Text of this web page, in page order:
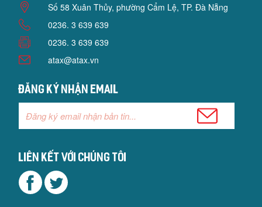
Số 58 Xuân Thủy, phường Cẩm Lệ, TP. Đà Nẵng
0236. 3 639 639
0236. 3 639 639
atax@atax.vn
Đăng ký nhận email
Liên kết với chúng tôi